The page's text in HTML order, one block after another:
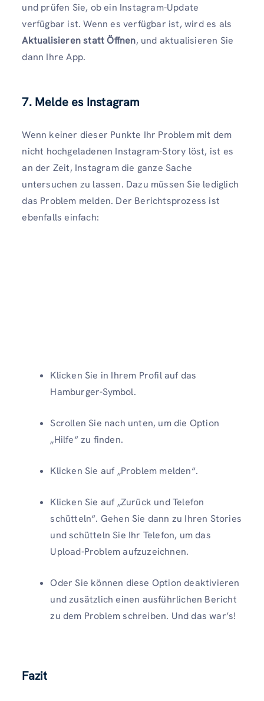
und prüfen Sie, ob ein Instagram-Update
verfügbar ist. Wenn es verfügbar ist, wird es als
Aktualisieren statt Öffnen, und aktualisieren Sie
dann Ihre App.
7. Melde es Instagram
Wenn keiner dieser Punkte Ihr Problem mit dem
nicht hochgeladenen Instagram-Story löst, ist es
an der Zeit, Instagram die ganze Sache
untersuchen zu lassen. Dazu müssen Sie lediglich
das Problem melden. Der Berichtsprozess ist
ebenfalls einfach:
Klicken Sie in Ihrem Profil auf das
Hamburger-Symbol.
Scrollen Sie nach unten, um die Option
„Hilfe“ zu finden.
Klicken Sie auf „Problem melden“.
Klicken Sie auf „Zurück und Telefon
schütteln“. Gehen Sie dann zu Ihren Stories
und schütteln Sie Ihr Telefon, um das
Upload-Problem aufzuzeichnen.
Oder Sie können diese Option deaktivieren
und zusätzlich einen ausführlichen Bericht
zu dem Problem schreiben. Und das war’s!
Fazit